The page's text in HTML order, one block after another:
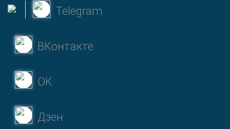
Telegram
ВКонтакте
OK
Дзен